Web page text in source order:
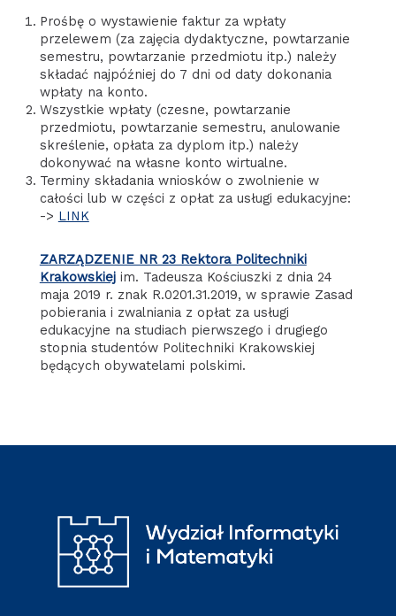
Prośbę o wystawienie faktur za wpłaty
przelewem (za zajęcia dydaktyczne, powtarzanie
semestru, powtarzanie przedmiotu itp.) należy
składać najpóźniej do 7 dni od daty dokonania
wpłaty na konto.
Wszystkie wpłaty (czesne, powtarzanie
przedmiotu, powtarzanie semestru, anulowanie
skreślenie, opłata za dyplom itp.) należy
dokonywać na własne konto wirtualne.
Terminy składania wniosków o zwolnienie w
całości lub w części z opłat za usługi edukacyjne:
-> LINK
ZARZĄDZENIE NR 23 Rektora Politechniki
Krakowskiejim. Tadeusza Kościuszki z dnia 24
maja 2019 r. znak R.0201.31.2019, w sprawie Zasad
pobierania i zwalniania z opłat za usługi
edukacyjne na studiach pierwszego i drugiego
stopnia studentów Politechniki Krakowskiej
będących obywatelami polskimi.